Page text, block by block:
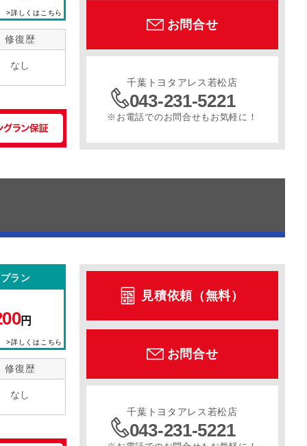
>詳しくはこちら
修復歴
なし
お問合せ
千葉トヨタアレス若松店
043-231-5221
※お電話でのお問合せもお気軽に！
ラン
円
>詳しくはこちら
修復歴
なし
見積依頼（無料）
お問合せ
千葉トヨタアレス若松店
043-231-5221